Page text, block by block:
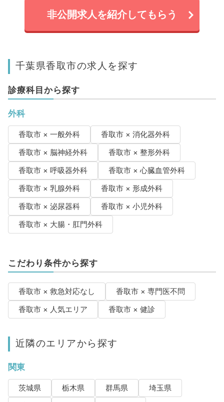
非公開求人を紹介してもらう
千葉県香取市の求人を探す
診療科目から探す
外科
香取市 × 一般外科
香取市 × 消化器外科
香取市 × 脳神経外科
香取市 × 整形外科
香取市 × 呼吸器外科
香取市 × 心臓血管外科
香取市 × 乳腺外科
香取市 × 形成外科
香取市 × 泌尿器科
香取市 × 小児外科
香取市 × 大腸・肛門外科
こだわり条件から探す
香取市 × 救急対応なし
香取市 × 専門医不問
香取市 × 人気エリア
香取市 × 健診
近隣のエリアから探す
関東
茨城県 栃木県 群馬県
埼玉県